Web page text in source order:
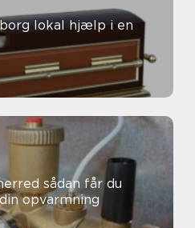
i en
får du
opvarmning